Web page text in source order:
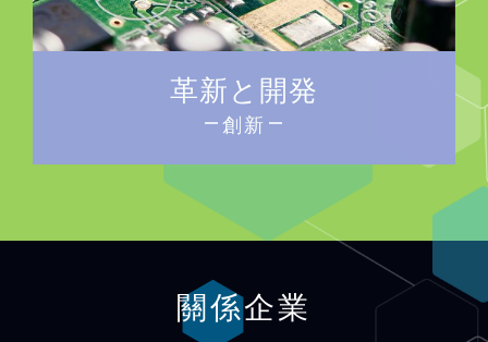
革新と開発
創新
關係企業